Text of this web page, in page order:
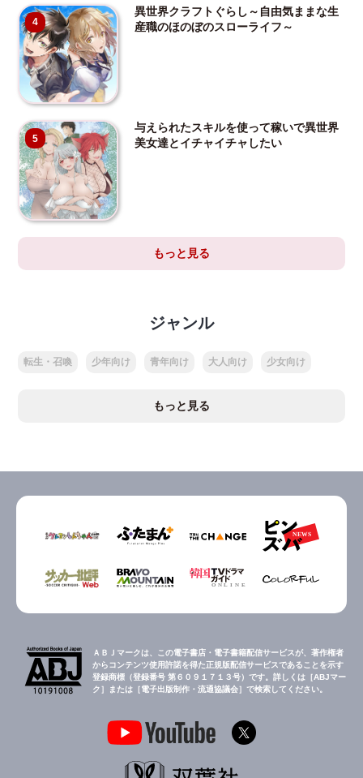
4
異世界クラフトぐらし～自由気ままな生
産職のほのぼのスローライフ～
5
与えられたスキルを使って稼いで異世界
美女達とイチャイチャしたい
もっと見る
ジャンル
転生・召喚 少年向け 青年向け 大人向け 少女向け
もっと見る
ＡＢＪマークは、この電子書店・電子書籍配信サービスが、著作権者
からコンテンツ使用許諾を得た正規版配信サービスであることを示す
登録商標（登録番号 第６０９１７１３号）です。詳しくは［ABJマー
ク］または［電子出版制作・流通協議会］で検索してください。